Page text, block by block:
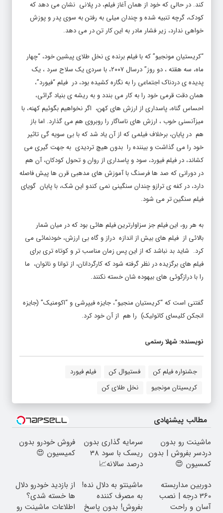
کند. در حالی که خود از همان آغاز فیلم، در پلانی نشان می دهد که
کودک، گرچه تنبیه شده و چندان میلی به رفتن به سوی پدر و پوزش
خواهی ندارد، زیر فشار مادر به این کار تن در می دهد.
“کریستیان مونجیو” که با فیلم برنده ی نخل طلای پیشین خود، “چهار
ماه، سه هقته ، دو روز” درسال ۲۰۰۷، با سردی یک سلاح سرد ، یک
پدیده ی دردناک اجتماعی را به نگاره کشیده بود، در فیلم “فیورد”،
همان دقت قرمی خود را به کار می بندد و به ریشه ی بنیاد گرائی،
احساس گناه، پاسداری از ارزش های کهن، اگر نخواهیم بگوئیم کهنه، با
میزآنسنی خوب ، ارزش های ناساگار را روبروی هم می گذارد. اما باز
هم در پایان، برخلاف فیلمی که از آن یاد شد که با بی سویه گی تاثیر
خود را می گذاشت و بیننده را بدون هیچ تردیدی به جهت گیری می
کشاند، در فیلم فیورد، سود و پاسداری از روان و تحول کودکان، آن هم
در دورانی که صد ها فرسنگ با آموزش های مدهبی قرن ها پیش فاصله
دارد، در کفه ی ترازو چندان سنگینی نمی کندو این شک، با پایان گویای
فیلم سنگین تر می شود.
به هر رو، این فیلم جز سزاوارترین فیلم هائی بود که در میان شمار
بالائی از فیلم های بیش از اندازه دراز و گاه بی ارزش، خودنمائی می
کرد. شاید بد نباشد که از این پس زمان مناسب تر و کوتاه تری برای
فیلم های برگزیده در نظر گرفته شود که کارگردانان، از توانا و ناتوان، ما
را با درازگوئی های بیهوده شان خسته نکنند.
گفتنی است که “کریستیان منجیو”، جایزه فیپرشی و “اکومنیک” (جایزه
انجکن کلیسای کاتولیک) را هم از آن خود کرد.
نویسنده: شهلا رستمی
جشنواره فیلم کن فستیوال کن
فیلم فیورد
کریسیتان مونجیو
نخل طلای کن
مطالب پیشنهادی
ماشینت رو بدون
دردسر بفروش | بدون
کمسیون 😍
سرمایه گذاری بدون
ریسک با سود 38
درصد سالانه📈
فروش خودرو بدون
کمیسیون 😍
دوربین مداربسته
360 درجه | نصب
آسان و راحت
ماشینتو به دلال نده!
به مصرف کننده
بفروش! بدون پاسخ
از بازدید خودرو دلال
ها خسته شدی؟
اطلاعات ماشینت رو